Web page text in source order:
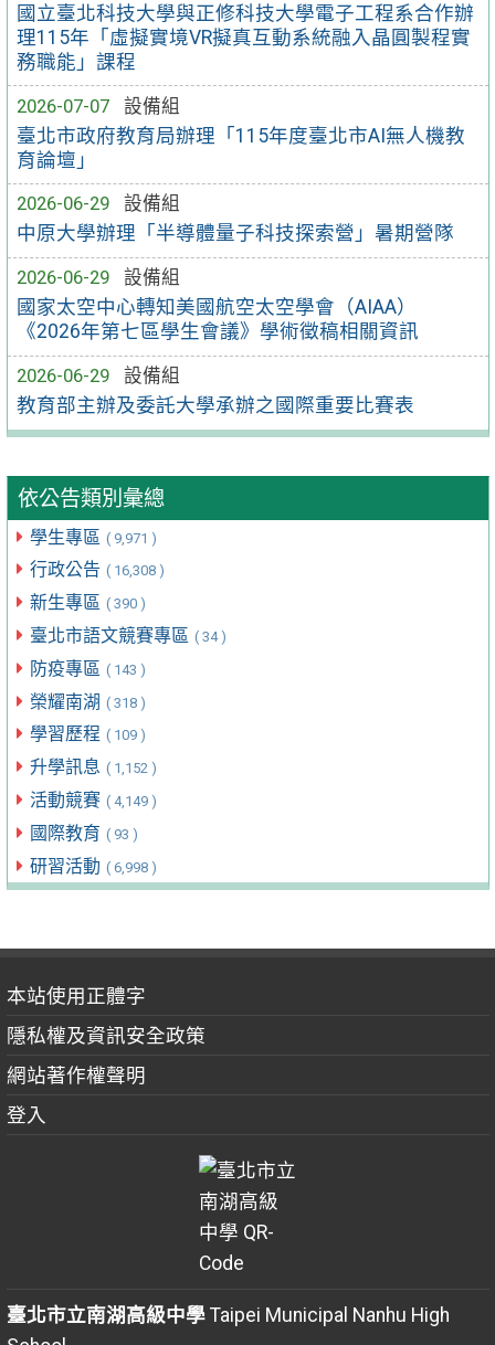
國立臺北科技大學與正修科技大學電子工程系合作辦
理115年「虛擬實境VR擬真互動系統融入晶圓製程實
務職能」課程
2026-07-07
設備組
臺北市政府教育局辦理「115年度臺北市AI無人機教
育論壇」
2026-06-29
設備組
中原大學辦理「半導體量子科技探索營」暑期營隊
2026-06-29
設備組
國家太空中心轉知美國航空太空學會（AIAA）
《2026年第七區學生會議》學術徵稿相關資訊
2026-06-29
設備組
教育部主辦及委託大學承辦之國際重要比賽表
依公告類別彙總
學生專區 ( 9,971 )
行政公告 ( 16,308 )
新生專區 ( 390 )
臺北市語文競賽專區 ( 34 )
防疫專區 ( 143 )
榮耀南湖 ( 318 )
學習歷程 ( 109 )
升學訊息 ( 1,152 )
活動競賽 ( 4,149 )
國際教育 ( 93 )
研習活動 ( 6,998 )
本站使用正體字
隱私權及資訊安全政策
網站著作權聲明
登入
臺北市立南湖高級中學Taipei Municipal Nanhu High